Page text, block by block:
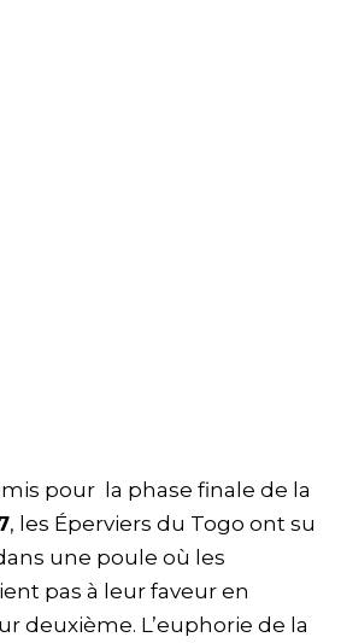
pour la phase finale de la
, les Éperviers du Togo ont su
une poule où les
pas à leur faveur en
deuxième. L’euphorie de la